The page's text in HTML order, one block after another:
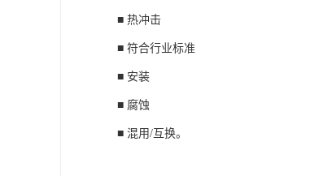
■ 热冲击
■ 符合行业标准
■ 安装
■ 腐蚀
■ 混用/互换。